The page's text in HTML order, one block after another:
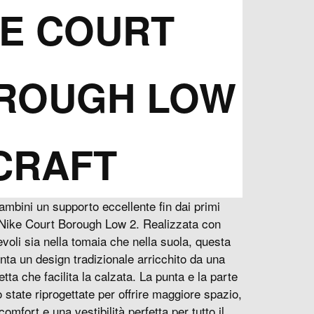
COURT
LOW
un supporto eccellente fin dai primi
Court Borough Low 2. Realizzata con
sia nella tomaia che nella suola, questa
un design tradizionale arricchito da una
che facilita la calzata. La punta e la parte
state riprogettate per offrire maggiore spazio,